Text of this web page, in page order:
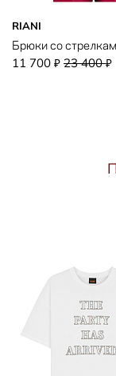
RIANI
Брюки со
11 700 ₽ 23 400₽